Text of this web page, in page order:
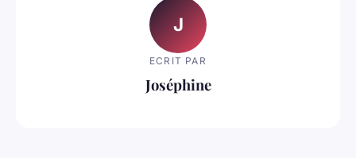
J
ECRIT PAR
Joséphine